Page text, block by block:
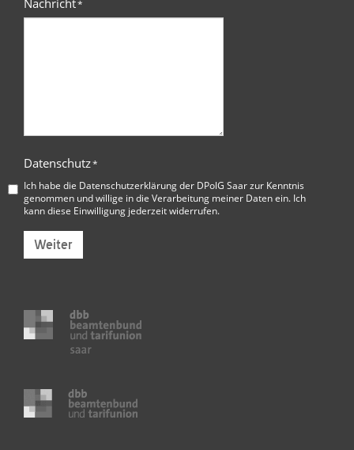
Nachricht*
Datenschutz*
Ich habe die Datenschutzerklärung der DPolG Saarzur Kenntnis
genommen und willige in die Verarbeitung meiner Daten ein. Ich
kann diese Einwilligung jederzeit widerrufen.
Weiter